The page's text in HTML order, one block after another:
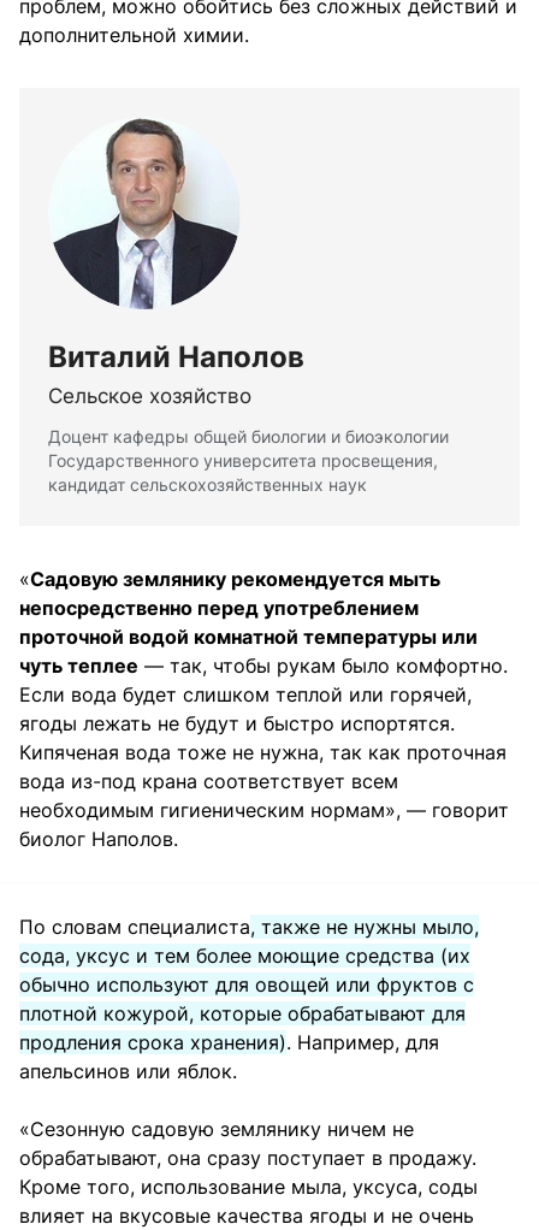
проблем, можно обойтись без сложных действий и
дополнительной химии.
Виталий Наполов
Сельское хозяйство
Доцент кафедры общей биологии и биоэкологии
Государственного университета просвещения,
кандидат сельскохозяйственных наук
«Садовую землянику рекомендуется мыть
непосредственно перед употреблением
проточной водой комнатной температуры или
чуть теплее — так, чтобы рукам было комфортно.
Если вода будет слишком теплой или горячей,
ягоды лежать не будут и быстро испортятся.
Кипяченая вода тоже не нужна, так как проточная
вода из-под крана соответствует всем
необходимым гигиеническим нормам», — говорит
биолог Наполов.
По словам специалиста, также не нужны мыло,
сода, уксус и тем более моющие средства (их
обычно используют для овощей или фруктов с
плотной кожурой, которые обрабатывают для
продления срока хранения). Например, для
апельсинов или яблок.
«Сезонную садовую землянику ничем не
обрабатывают, она сразу поступает в продажу.
Кроме того, использование мыла, уксуса, соды
влияет на вкусовые качества ягоды и не очень